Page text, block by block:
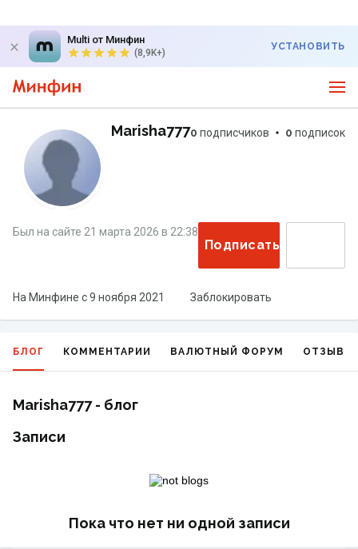
Multi от Минфин
(8,9K+)
УСТАНОВИТЬ
Marisha7770 подписчиков 0 подписок
Был на сайте 21 марта 2026 в 22:38
Подписаться
На Минфине с9 ноября 2021 Заблокировать
БЛОГ КОММЕНТАРИИ ВАЛЮТНЫЙ ФОРУМ ОТЗЫВЫ
Marisha777 - блог
Записи
Пока что нет ни одной записи